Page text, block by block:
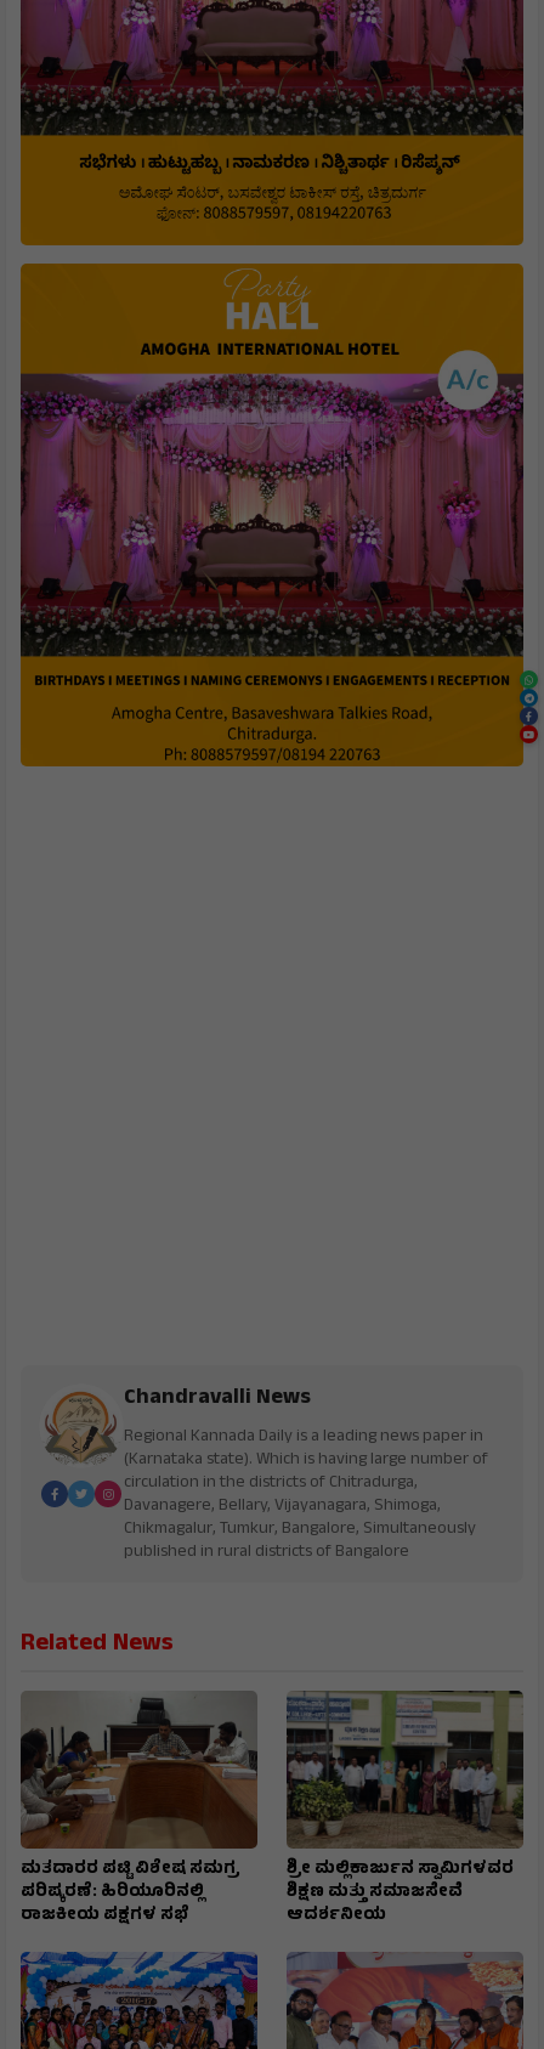
Chandravalli News
Regional Kannada Daily is a leading news paper in
(Karnataka state). Which is having large number of
circulation in the districts of Chitradurga,
Davanagere, Bellary, Vijayanagara, Shimoga,
Chikmagalur, Tumkur, Bangalore, Simultaneously
published in rural districts of Bangalore
Related News
ಮತದಾರರ ಪಟ್ಟಿ ವಿಶೇಷ ಸಮಗ್ರ
ಪರಿಷ್ಕರಣೆ: ಹಿರಿಯೂರಿನಲ್ಲಿ
ರಾಜಕೀಯ ಪಕ್ಷಗಳ ಸಭೆ
ಶ್ರೀ ಮಲ್ಲಿಕಾರ್ಜುನ ಸ್ವಾಮಿಗಳವರ
ಶಿಕ್ಷಣ ಮತ್ತು ಸಮಾಜಸೇವೆ
ಆದರ್ಶನೀಯ